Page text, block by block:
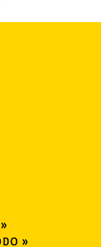
»